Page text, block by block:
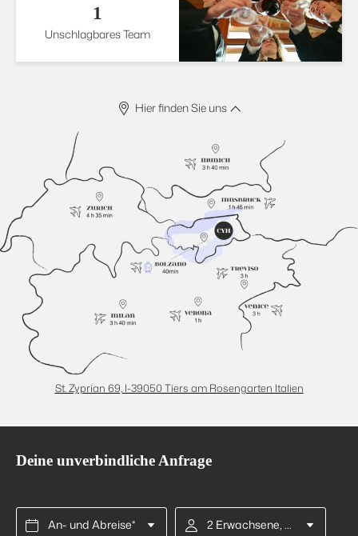
1
Unschlagbares Team
Hier finden Sie uns
St. Zyprian 69, I-39050 Tiers am Rosengarten Italien
Deine unverbindliche Anfrage
An- und Abreise* 2 Erwachsene, Halbpension